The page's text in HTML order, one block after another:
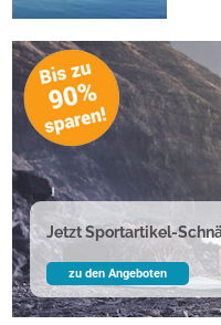
Jetzt Sportartikel-
zu den Angeboten